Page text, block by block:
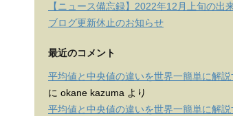
【ニュース備忘録】2022年12月上旬の出
ブログ更新休止のお知らせ
最近のコメント
平均値と中央値の違いを世界一簡単に解説
に okane kazuma より
平均値と中央値の違いを世界一簡単に解説